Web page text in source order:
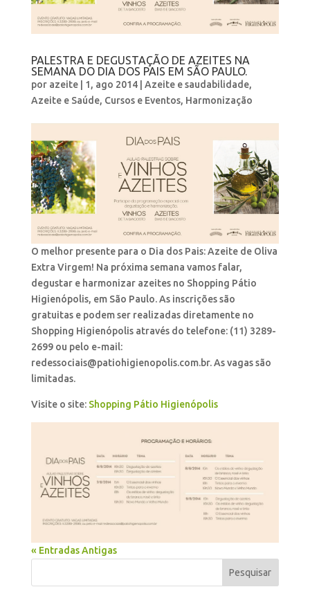
PALESTRA E DEGUSTAÇÃO DE AZEITES NA
SEMANA DO DIA DOS PAIS EM SÃO PAULO.
por azeite| 1, ago 2014| Azeite e saudabilidade,
Azeite e Saúde, Cursos e Eventos, Harmonização
O melhor presente para o Dia dos Pais: Azeite de Oliva
Extra Virgem! Na próxima semana vamos falar,
degustar e harmonizar azeites no Shopping Pátio
Higienópolis, em São Paulo. As inscrições são
gratuitas e podem ser realizadas diretamente no
Shopping Higienópolis através do telefone: (11) 3289-
2699 ou pelo e-mail:
redessociais@patiohigienopolis.com.br. As vagas são
limitadas.
Visite o site: Shopping Pátio Higienópolis
« Entradas Antigas